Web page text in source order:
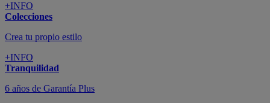
+INFO
Colecciones
Crea tu propio estilo
+INFO
Tranquilidad
6 años de Garantía Plus